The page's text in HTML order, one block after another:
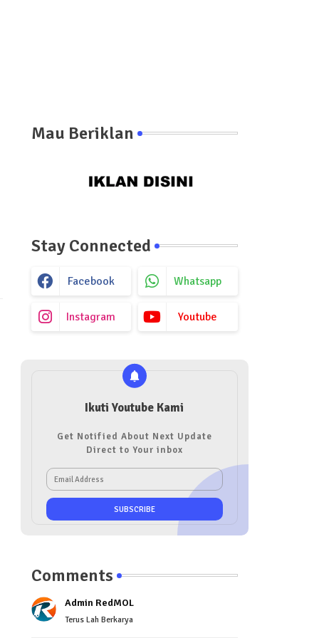
Mau Beriklan
Stay Connected
Facebook Whatsapp
Instagram Youtube
Ikuti Youtube Kami
Get Notified About Next Update
Direct to Your inbox
Comments
Admin RedMOL
Terus Lah Berkarya